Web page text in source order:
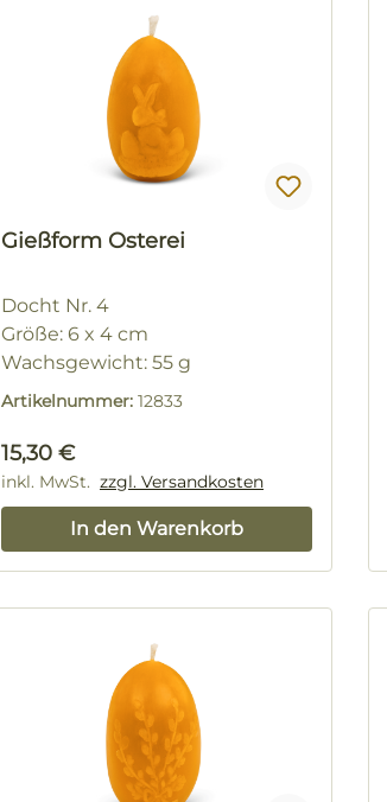
Gießform Osterei
Docht Nr. 4
Größe: 6 x 4 cm
Wachsgewicht: 55 g
Artikelnummer: 12833
Regulärer Preis:
15,30 €
inkl. MwSt. zzgl. Versandkosten
In den Warenkorb